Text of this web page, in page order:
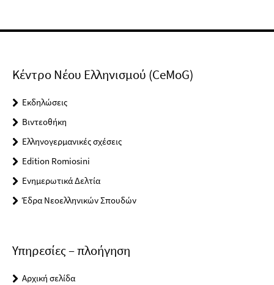
Κέντρο Νέου Ελληνισμού (CeMoG)
Εκδηλώσεις
Βιντεοθήκη
Ελληνογερμανικές σχέσεις
Edition Romiosini
Ενημερωτικά Δελτία
Έδρα Νεοελληνικών Σπουδών
Υπηρεσίες – πλοήγηση
Αρχική σελίδα